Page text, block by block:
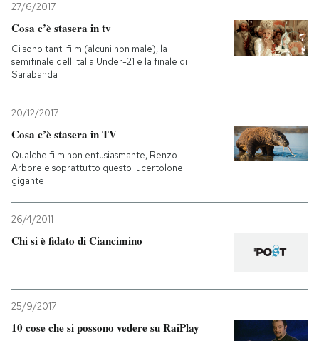
27/6/2017
Cosa c’è stasera in tv
Ci sono tanti film (alcuni non male), la
semifinale dell'Italia Under-21 e la finale di
Sarabanda
20/12/2017
Cosa c’è stasera in TV
Qualche film non entusiasmante, Renzo
Arbore e soprattutto questo lucertolone
gigante
26/4/2011
Chi si è fidato di Ciancimino
25/9/2017
10 cose che si possono vedere su RaiPlay